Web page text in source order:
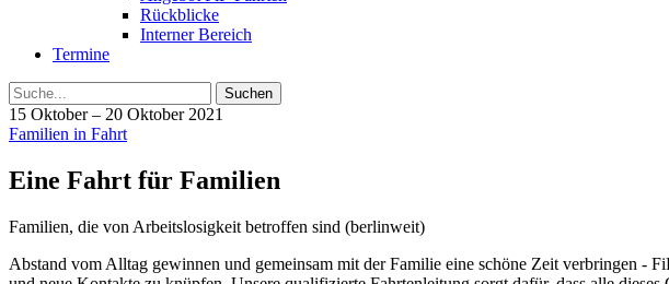
Rückblicke
Interner Bereich
Termine
Suche
15 Oktober – 20 Oktober 2021
Familien in Fahrt
Eine Fahrt für Familien
Familien, die von Arbeitslosigkeit betroffen sind (berlinweit)
Abstand vom Alltag gewinnen und gemeinsam mit der Familie eine schöne Zeit verbringen -